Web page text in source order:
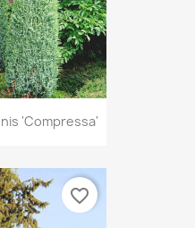
'Compressa'
favorite_border